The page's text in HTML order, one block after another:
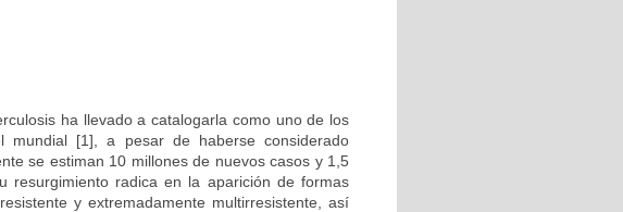
ha llevado a catalogarla como uno de los
mundial [1], a pesar de haberse considerado
se estiman 10 millones de nuevos casos y 1,5
resurgimiento radica en la aparición de formas
y extremadamente multirresistente, así